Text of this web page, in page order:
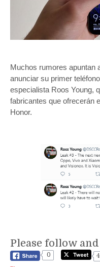
Muchos rumores apuntan
anunciar su primer
especialista Roos Young,
fabricantes que ofrecerán
Honor.
Please follow
0